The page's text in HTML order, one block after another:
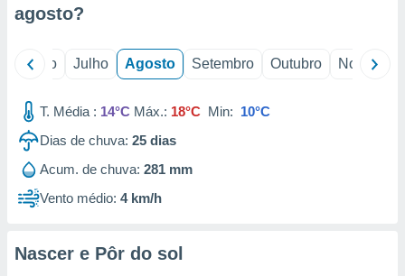
de
agosto?
Junho Julho Agosto Setembro Outubro Novembro
T. Média : 14°C Máx.: 18°C Min: 10°C
Dias de chuva: 25 dias
Acum. de chuva: 281 mm
Vento médio: 4 km/h
Nascer e Pôr do sol